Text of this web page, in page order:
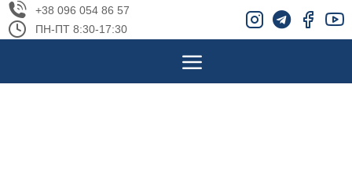
+38 096 054 86 57
ПН-ПТ 8:30-17:30